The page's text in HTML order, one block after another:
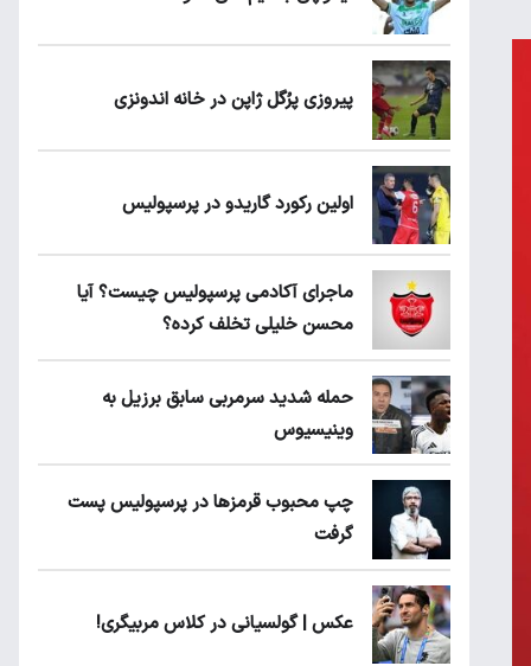
پیروزی پرُگل ژاپن در خانه اندونزی
اولین رکورد گاریدو در پرسپولیس
ماجرای آکادمی پرسپولیس چیست؟ آیا
محسن خلیلی تخلف کرده؟
حمله شدید سرمربی سابق برزیل به
وینیسیوس
چپ محبوب قرمزها در پرسپولیس پست
گرفت
عکس | گولسیانی در کلاس مربیگری!